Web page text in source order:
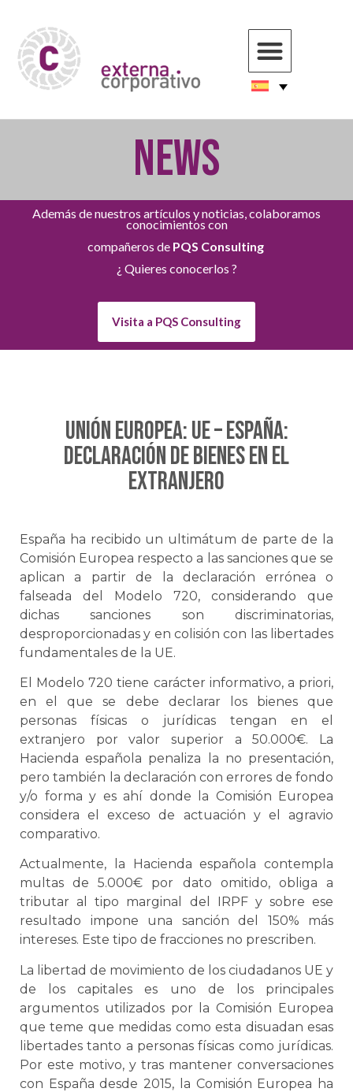
NEWS
Además de nuestros artículos y noticias, colaboramos
conocimientos con
compañeros de PQS Consulting
¿ Quieres conocerlos ?
Visita a PQS Consulting
UNIÓN EUROPEA: UE – ESPAÑA:
Declaración de bienes en el
extranjero
España ha recibido un ultimátum de parte de la
Comisión Europea respecto a las sanciones que se
aplican a partir de la declaración errónea o
falseada del Modelo 720, considerando que
dichas sanciones son discriminatorias,
desproporcionadas y en colisión con las libertades
fundamentales de la UE.
El Modelo 720 tiene carácter informativo, a priori,
en el que se debe declarar los bienes que
personas físicas o jurídicas tengan en el
extranjero por valor superior a 50.000€. La
Hacienda española penaliza la no presentación,
pero también la declaración con errores de fondo
y/o forma y es ahí donde la Comisión Europea
considera el exceso de actuación y el agravio
comparativo.
Actualmente, la Hacienda española contempla
multas de 5.000€ por dato omitido, obliga a
tributar al tipo marginal del IRPF y sobre ese
resultado impone una sanción del 150% más
intereses. Este tipo de fracciones no prescriben.
La libertad de movimiento de los ciudadanos UE y
de los capitales es uno de los principales
argumentos utilizados por la Comisión Europea
que teme que medidas como esta disuadan esas
libertades tanto a personas físicas como jurídicas.
Por este motivo, y tras mantener conversaciones
con España desde 2015, la Comisión Europea ha